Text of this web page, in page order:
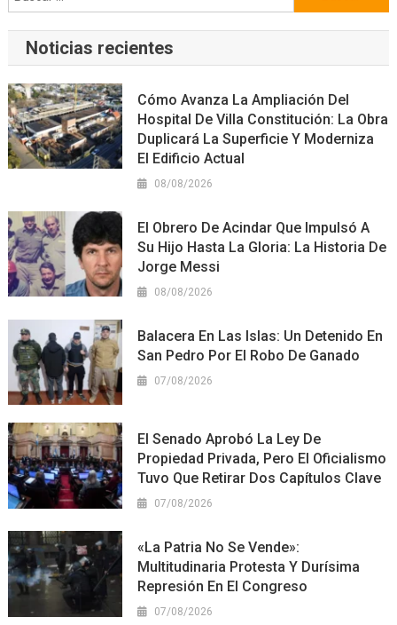
Noticias recientes
Cómo Avanza La Ampliación Del
Hospital De Villa Constitución: La Obra
Duplicará La Superficie Y Moderniza
El Edificio Actual
08/08/2026
El Obrero De Acindar Que Impulsó A
Su Hijo Hasta La Gloria: La Historia De
Jorge Messi
08/08/2026
Balacera En Las Islas: Un Detenido En
San Pedro Por El Robo De Ganado
07/08/2026
El Senado Aprobó La Ley De
Propiedad Privada, Pero El Oficialismo
Tuvo Que Retirar Dos Capítulos Clave
07/08/2026
«La Patria No Se Vende»:
Multitudinaria Protesta Y Durísima
Represión En El Congreso
07/08/2026